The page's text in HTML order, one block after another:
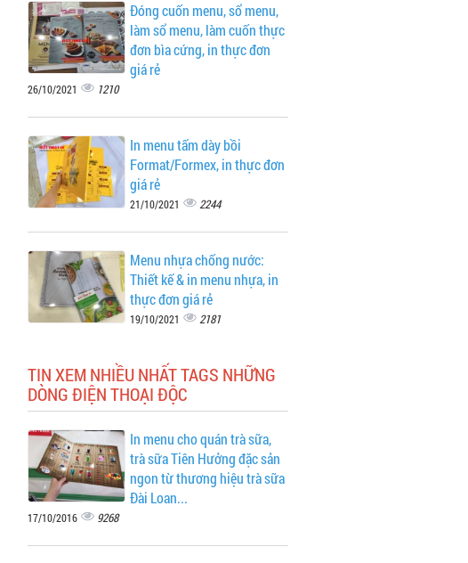
Đóng cuốn menu, sổ menu,
làm sổ menu, làm cuốn thực
đơn bìa cứng, in thực đơn
giá rẻ
26/10/2021 1210
In menu tấm dày bồi
Format/Formex, in thực đơn
giá rẻ
21/10/2021 2244
Menu nhựa chống nước:
Thiết kế & in menu nhựa, in
thực đơn giá rẻ
19/10/2021 2181
TIN XEM NHIỀU NHẤT TAGS NHỮNG
DÒNG ĐIỆN THOẠI ĐỘC
In menu cho quán trà sữa,
trà sữa Tiên Hưởng đặc sản
ngon từ thương hiệu trà sữa
Đài Loan...
17/10/2016 9268